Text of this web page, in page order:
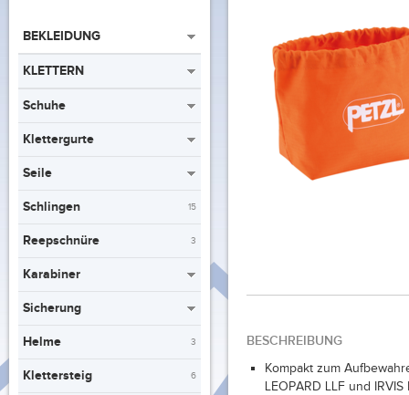
BEKLEIDUNG
KLETTERN
Schuhe
Klettergurte
Seile
Schlingen 15
Reepschnüre 3
Karabiner
Sicherung
Helme 3
Klettersteig 6
BESCHREIBUNG
Kompakt zum
LEOPARD LLF und IRVIS